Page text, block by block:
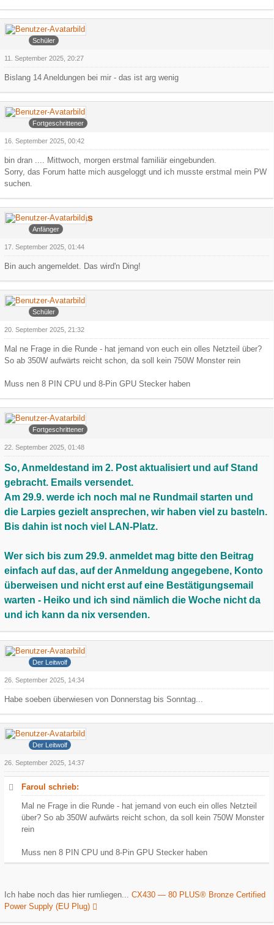
Faroul
Schüler
11. September 2025, 20:27
Bislang 14 Aneldungen bei mir - das ist arg wenig
Arowa
Fortgeschrittener
16. September 2025, 00:42
bin dran .... Mittwoch, morgen erstmal familiär eingebunden.
Sorry, das Forum hatte mich ausgeloggt und ich musste erstmal mein PW
suchen.
Jeln Pueskas
Anfänger
17. September 2025, 01:44
Bin auch angemeldet. Das wird'n Ding!
Faroul
Schüler
20. September 2025, 21:32
Mal ne Frage in die Runde - hat jemand von euch ein olles Netzteil über?
So ab 350W aufwärts reicht schon, da soll kein 750W Monster rein
Muss nen 8 PIN CPU und 8-Pin GPU Stecker haben
Arowa
Fortgeschrittener
22. September 2025, 01:48
So, Anmeldestand im 2. Post aktualisiert und auf Stand
gebracht. Emails versendet.
Am 29.9. werde ich noch mal ne Rundmail starten und
die Larpies gezielt ansprechen, wir haben viel zu basteln.
Bis dahin ist noch viel LAN-Platz.
Wer sich bis zum 29.9. anmeldet mag bitte den Beitrag
einfach auf das, auf der Anmeldung angegebene, Konto
überweisen und nicht erst auf eine Bestätigungsemail
warten - Heiko und ich sind nämlich die Woche nicht da
und ich kann da nix versenden.
Grauer Wolf
Der Leitwolf
26. September 2025, 14:34
Habe soeben überwiesen von Donnerstag bis Sonntag...
Grauer Wolf
Der Leitwolf
26. September 2025, 14:37
Faroul schrieb:
Mal ne Frage in die Runde - hat jemand von euch ein olles Netzteil
über? So ab 350W aufwärts reicht schon, da soll kein 750W Monster
rein
Muss nen 8 PIN CPU und 8-Pin GPU Stecker haben
Ich habe noch das hier rumliegen... CX430 — 80 PLUS® Bronze Certified
Power Supply (EU Plug)